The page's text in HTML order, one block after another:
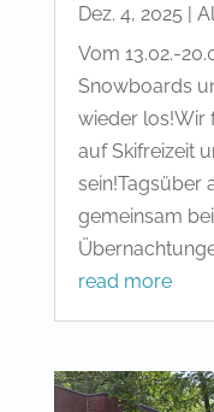
Dez. 4, 2025 |
Vom 13.02.-
Snowboards
wieder los!Wir
auf Skifreizeit
sein!Tagsüber
gemeinsam
read more